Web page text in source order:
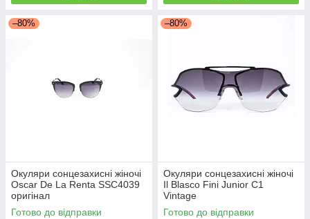
–80%
Окуляри сонцезахисні жіночі
Oscar De La Renta SSC4039
оригінал
Готово до відправки
–80%
Окуляри сонцезахисні жіночі
Il Blasco Fini Junior C1
Vintage
Готово до відправки